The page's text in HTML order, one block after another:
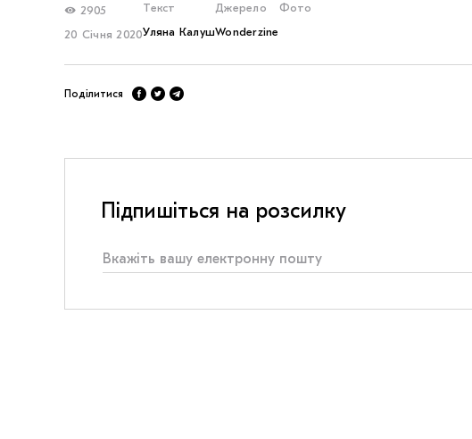
2905
20 Січня 2020
Текст
Уляна Калуш
Джерело
Wonderzine
Фото
Поділитися
Підпишіться на розсилку